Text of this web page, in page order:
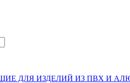
ДЛЯ ИЗДЕЛИЙ ИЗ ПВХ И